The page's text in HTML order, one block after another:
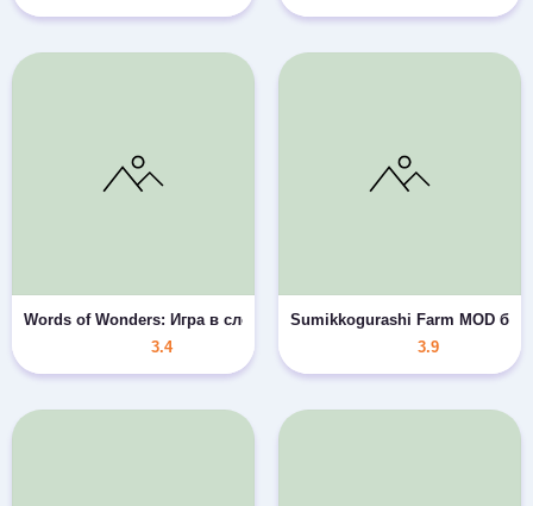
Words of Wonders: Игра в слова MOD много камней
3.4
Sumikkogurashi Farm MOD без
3.9